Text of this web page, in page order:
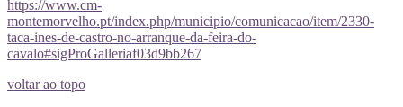
https://www.cm-
montemorvelho.pt/index.php/municipio/comunicacao/item/2330-
taca-ines-de-castro-no-arranque-da-feira-do-
cavalo#sigProGalleriaf03d9bb267
voltar ao topo